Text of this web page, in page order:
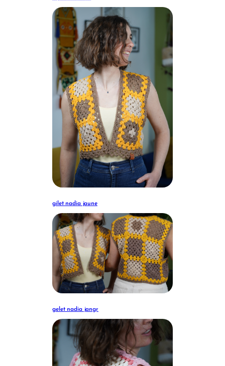
gilet nadia jaune
gelet nadia jangr